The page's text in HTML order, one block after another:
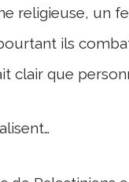
religieuse, un
ils
clair que